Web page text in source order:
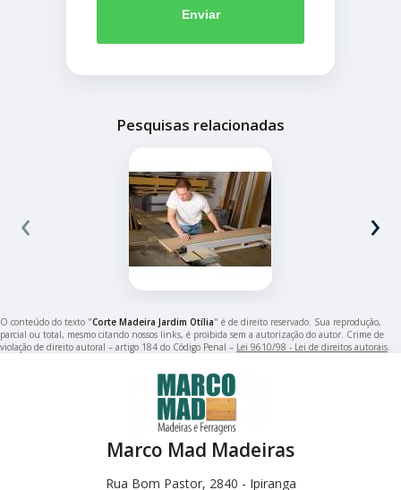
Enviar
Pesquisas relacionadas
‹ ›
O conteúdo do texto "Corte Madeira Jardim Otília" é de direito reservado. Sua reprodução,
parcial ou total, mesmo citando nossos links, é proibida sem a autorização do autor. Crime de
violação de direito autoral – artigo 184 do Código Penal – Lei 9610/98 - Lei de direitos autorais
Marco Mad Madeiras
Rua Bom Pastor, 2840 - Ipiranga